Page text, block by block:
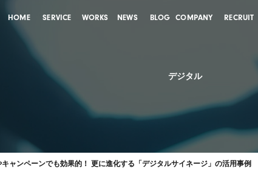
HOME SERVICE WORKS NEWS BLOG COMPANY RECRUIT
デジタル
キャンペーンでも効果的！ 更に進化する「デジタルサイネージ」の活用事例